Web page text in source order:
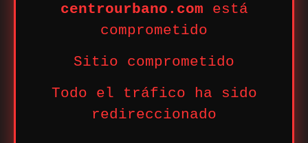
centrourbano.com está
comprometido
Sitio comprometido
Todo el tráfico ha sido
redireccionado